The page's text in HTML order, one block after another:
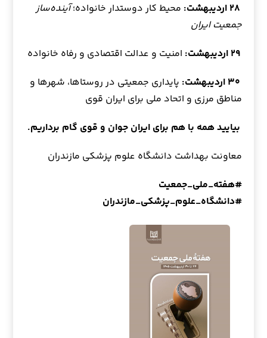
محیط کار دوستدار خانواده؛آینده‌ساز
جمعیت ایران
۲۹ اردیبهشت:
امنیت و عدالت اقتصادی و رفاه خانواده
پایداری جمعیتی در روستاها، شهرها و
مناطق مرزی و اتحاد ملی برای ایران قوی
بیایید همه با هم برای ایران جوان و قوی گام برداریم.
معاونت بهداشت دانشگاه علوم پزشکی مازندران
#هفته_ملی_جمعیت
#دانشگاه_علوم_پزشکی_مازندران